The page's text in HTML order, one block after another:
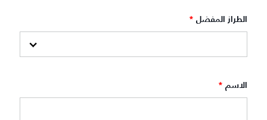
الطراز المفضل *
الاسم *